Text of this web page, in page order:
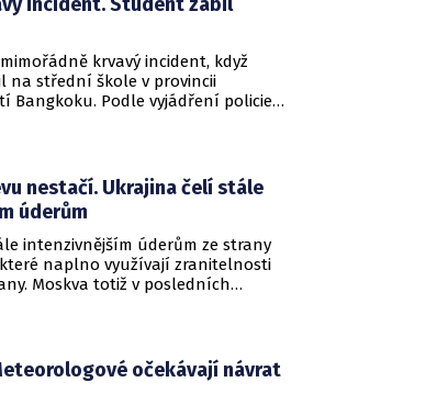
krvavý incident, když
na střední škole v provincii
Bangkoku. Podle vyjádření policie
nestačí. Ukrajina čelí stále
úderům
intenzivnějším úderům ze strany
naplno využívají zranitelnosti
Moskva totiž v posledních
šanci se včas ukrýt.
očekávají návrat